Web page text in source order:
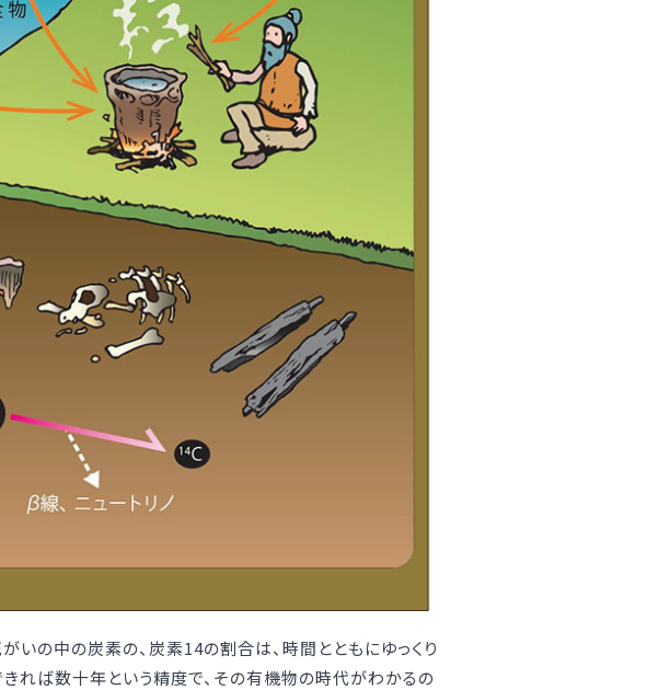
いの中の炭素の、炭素14の割合は、時間とともにゆっくり
きれば数十年という精度で、その有機物の時代がわかるの